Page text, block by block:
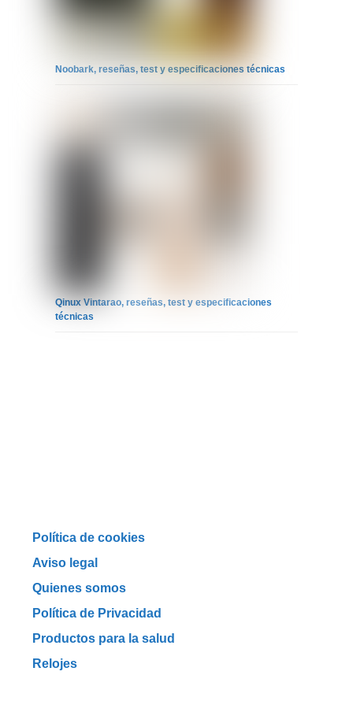
Noobark, reseñas, test y especificaciones técnicas
Qinux Vintarao, reseñas, test y especificaciones
técnicas
Política de cookies
Aviso legal
Quienes somos
Política de Privacidad
Productos para la salud
Relojes